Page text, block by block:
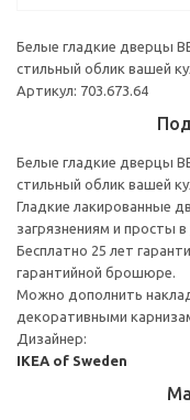
Белые гладкие дверцы
стильный облик вашей
Артикул: 703.673.64
Белые гладкие дверцы
стильный облик вашей
Гладкие лакированные
загрязнениям и просты в
Бесплатно 25 лет
гарантийной брошюре.
Можно дополнить
декоративными
Дизайнер:
IKEA of Sweden